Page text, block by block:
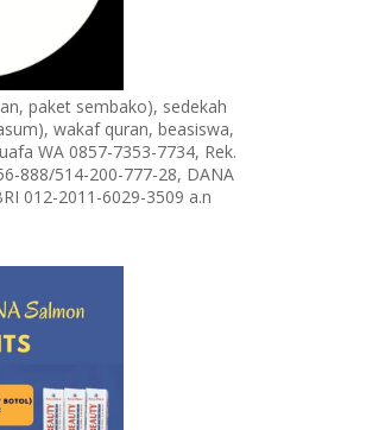
paket sembako), sedekah
wakaf quran, beasiswa,
WA 0857-7353-7734, Rek.
888/514-200-777-28, DANA
012-2011-6029-3509 a.n